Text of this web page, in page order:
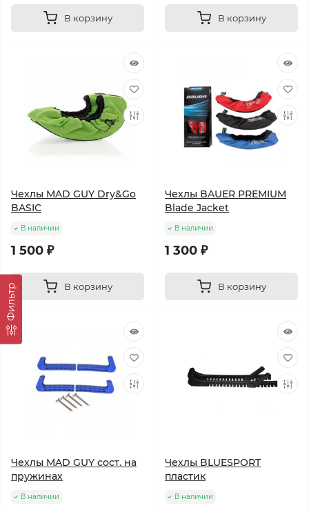
Фильтр
В корзину В корзину
Чехлы MAD GUY Dry&Go
BASIC
В наличии
1 500 ₽
В корзину
Чехлы BAUER PREMIUM
Blade Jacket
В наличии
1 300 ₽
В корзину
Чехлы MAD GUY сост. на
пружинах
В наличии
Чехлы BLUESPORT
пластик
В наличии